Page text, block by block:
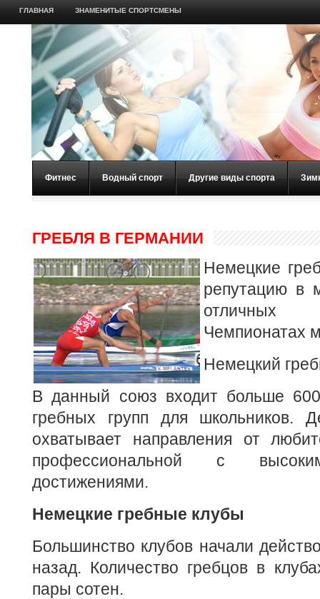
ГЛАВНАЯ ЗНАМЕНИТЫЕ СПОРТСМЕНЫ
Фитнес Водный спорт Другие виды спорта
ГРЕБЛЯ В ГЕРМАНИИ
Немецкие
репутацию в
отличных
Чемпионатах
Немецкий
В данный союз входит больше
гребных групп для школьников.
охватывает направления от
профессиональной с
достижениями.
Немецкие гребные клубы
Большинство клубов начали
назад. Количество гребцов в
пары сотен.